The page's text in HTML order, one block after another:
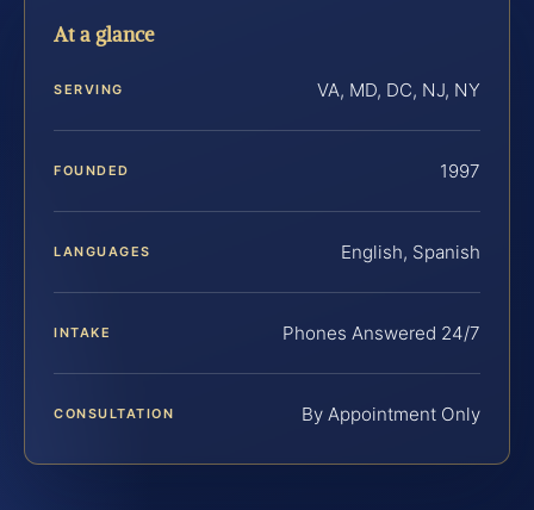
At a glance
SERVING VA, MD, DC, NJ, NY
FOUNDED 1997
LANGUAGES English, Spanish
INTAKE Phones Answered 24/7
CONSULTATION By Appointment Only